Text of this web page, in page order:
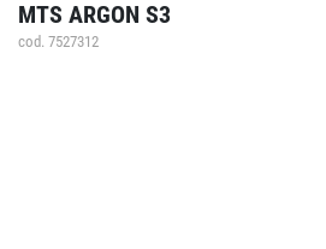
MTS ARGON S3
cod. 7527312